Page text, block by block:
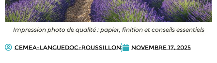
Impression photo de qualité : papier, finition et conseils essentiels
cemea-languedoc-roussillon novembre 17, 2025